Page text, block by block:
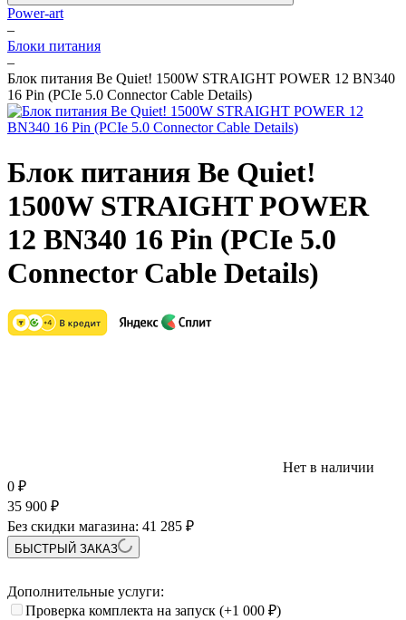
Power-art
–
Блоки питания
–
Блок питания Be Quiet! 1500W STRAIGHT POWER 12 BN340
16 Pin (PCIe 5.0 Connector Cable Details)
Блок питания Be Quiet!
1500W STRAIGHT POWER
12 BN340 16 Pin (PCIe 5.0
Connector Cable Details)
Нет в наличии
0 ₽
35 900 ₽
Без скидки магазина: 41 285 ₽
БЫСТРЫЙ ЗАКАЗ
Дополнительные услуги:
Проверка комплекта на запуск (+1 000 ₽)